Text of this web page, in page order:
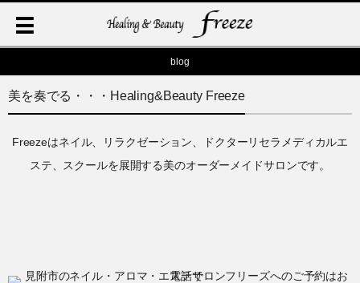
blog
美を奏でる・・・Healing&Beauty Freeze
Freezeはネイル、リラクゼーション、ドクターリセラメディカルエ
ステ、スクールを展開する美のオーダーメイドサロンです。